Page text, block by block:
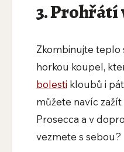
3. Prohřátí
Zkombinujte teplo
horkou koupel,
bolesti kloubů i
můžete navíc
Prosecca a v
vezmete s sebou?